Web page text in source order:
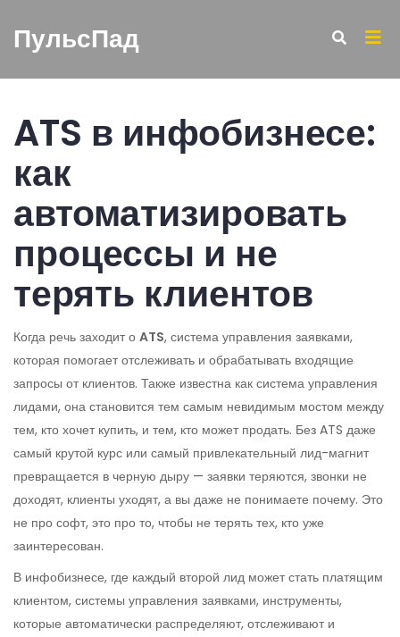
ПульсПад
ATS в инфобизнесе:
как
автоматизировать
процессы и не
терять клиентов
Когда речь заходит о ATS, система управления заявками,
которая помогает отслеживать и обрабатывать входящие
запросы от клиентов. Также известна как система управления
лидами, она становится тем самым невидимым мостом между
тем, кто хочет купить, и тем, кто может продать. Без ATS даже
самый крутой курс или самый привлекательный лид-магнит
превращается в черную дыру — заявки теряются, звонки не
доходят, клиенты уходят, а вы даже не понимаете почему. Это
не про софт, это про то, чтобы не терять тех, кто уже
заинтересован.
В инфобизнесе, где каждый второй лид может стать платящим
клиентом, системы управления заявками, инструменты,
которые автоматически распределяют, отслеживают и